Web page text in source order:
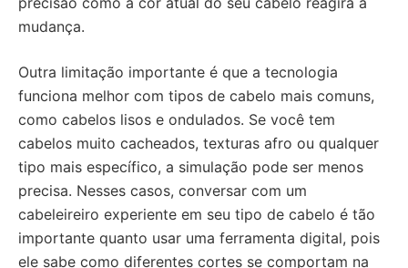
mudança.
Outra limitação importante é que a tecnologia
funciona melhor com tipos de cabelo mais comuns,
como cabelos lisos e ondulados. Se você tem
cabelos muito cacheados, texturas afro ou qualquer
tipo mais específico, a simulação pode ser menos
precisa. Nesses casos, conversar com um
cabeleireiro experiente em seu tipo de cabelo é tão
importante quanto usar uma ferramenta digital, pois
ele sabe como diferentes cortes se comportam na